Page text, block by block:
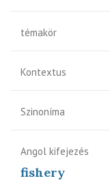
témakör
Kontextus
Szinoníma
Angol kifejezés
fishery